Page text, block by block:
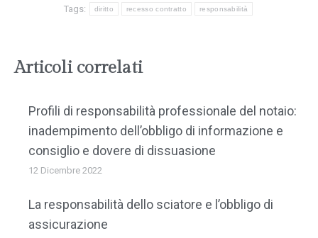
Tags: diritto recesso contratto responsabilità
Articoli correlati
Profili di responsabilità professionale del notaio:
inadempimento dell’obbligo di informazione e
consiglio e dovere di dissuasione
12 Dicembre 2022
La responsabilità dello sciatore e l’obbligo di
assicurazione